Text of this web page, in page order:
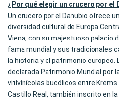
¿Por qué elegir un crucero por el
Un crucero por el Danubio ofrece
diversidad cultural de Europa
Viena, con su majestuoso palacio
fama mundial y sus tradicionales
la historia y el patrimonio europeo.
declarada Patrimonio Mundial por
vitivinícolas bucólicos entre Krems
Castillo Real, también inscrito en la